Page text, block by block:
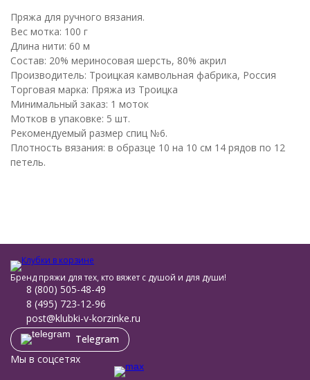
Пряжа для ручного вязания.
Вес мотка: 100 г
Длина нити: 60 м
Состав: 20% мериносовая шерсть, 80% акрил
Производитель: Троицкая камвольная фабрика, Россия
Торговая марка: Пряжа из Троицка
Минимальный заказ: 1 моток
Мотков в упаковке: 5 шт.
Рекомендуемый размер спиц №6.
Плотность вязания: в образце 10 на 10 см 14 рядов по 12
петель.
Бренд пряжи для тех, кто вяжет с душой и для души!
8 (800) 505-48-49
8 (495) 723-12-96
post@klubki-v-korzinke.ru
Telegram
Мы в соцсетях